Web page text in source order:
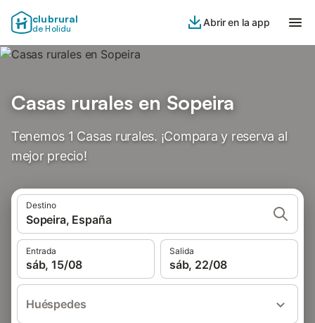
clubrural
de Holidu
Abrir en la app
Casas rurales en Sopeira
Tenemos 1 Casas rurales. ¡Compara y reserva al
mejor precio!
Destino
Sopeira, España
Entrada
sáb, 15/08
Salida
sáb, 22/08
Huéspedes